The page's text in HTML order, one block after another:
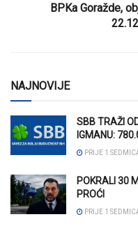
BPKa Goražde,
NAJNOVIJE
SBB TRAŽI
IGMANU:
PRIJE 1
POKRALI 30
PROĆI
PRIJE 1